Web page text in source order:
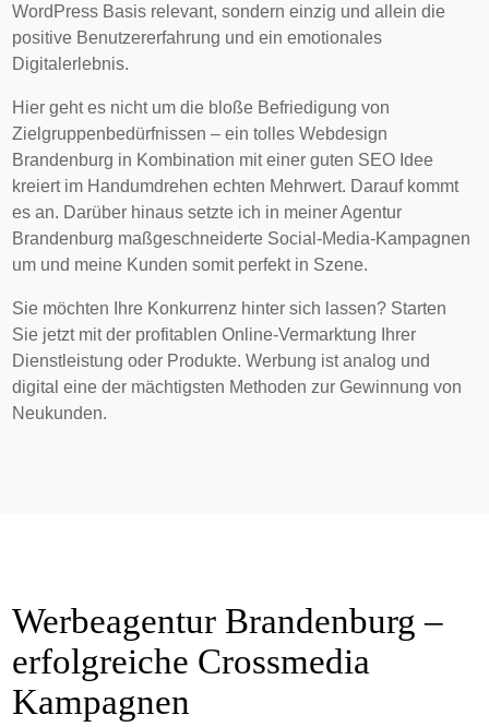
WordPress Basis relevant, sondern einzig und allein die
positive Benutzererfahrung und ein emotionales
Digitalerlebnis.
Hier geht es nicht um die bloße Befriedigung von
Zielgruppenbedürfnissen – ein tolles Webdesign
Brandenburg in Kombination mit einer guten SEO Idee
kreiert im Handumdrehen echten Mehrwert. Darauf kommt
es an. Darüber hinaus setzte ich in meiner Agentur
Brandenburg maßgeschneiderte Social-Media-Kampagnen
um und meine Kunden somit perfekt in Szene.
Sie möchten Ihre Konkurrenz hinter sich lassen? Starten
Sie jetzt mit der profitablen Online-Vermarktung Ihrer
Dienstleistung oder Produkte. Werbung ist analog und
digital eine der mächtigsten Methoden zur Gewinnung von
Neukunden.
Werbeagentur Brandenburg –
erfolgreiche Crossmedia
Kampagnen